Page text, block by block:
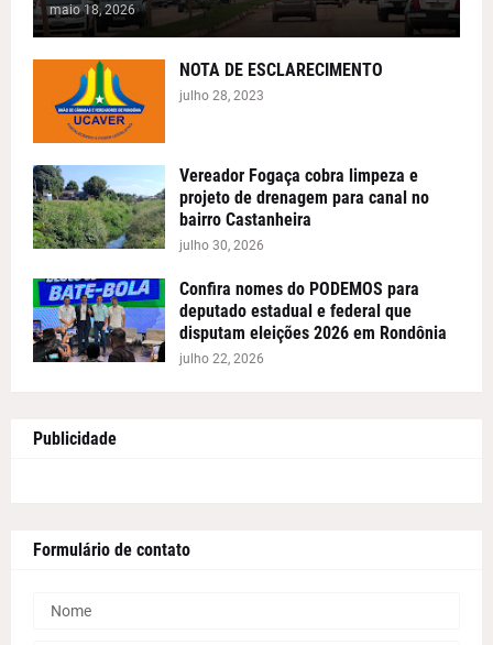
maio 18, 2026
NOTA DE ESCLARECIMENTO
julho 28, 2023
Vereador Fogaça cobra limpeza e
projeto de drenagem para canal no
bairro Castanheira
julho 30, 2026
Confira nomes do PODEMOS para
deputado estadual e federal que
disputam eleições 2026 em Rondônia
julho 22, 2026
Publicidade
Formulário de contato